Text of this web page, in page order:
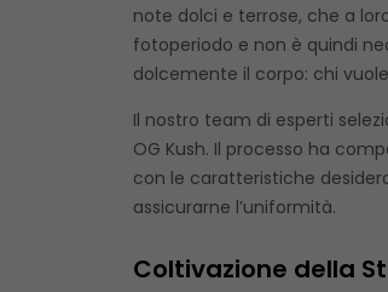
note dolci e terrose, che a
fotoperiodo e non è quindi
dolcemente il corpo: chi
Il nostro team di esperti
OG Kush. Il processo ha
con le caratteristiche
assicurarne l’uniformità.
Coltivazione della